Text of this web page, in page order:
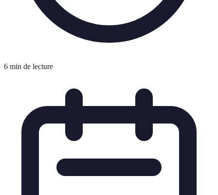
6 min de lecture